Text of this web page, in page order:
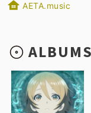
AETA.music
ALBUMS